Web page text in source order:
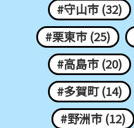
#守山市 (32)
#栗東市 (25)
#高島市 (20)
#多賀町 (14)
#野洲市 (12)